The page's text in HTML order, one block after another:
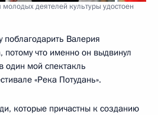
деятелей культуры удостоен
поблагодарить Валерия
что именно он выдвинул
один мой спектакль
«Река Потудань».
которые причастны к созданию